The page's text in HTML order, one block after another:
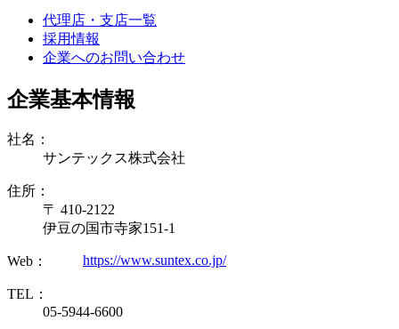
代理店・支店一覧
採用情報
企業へのお問い合わせ
企業基本情報
社名：
サンテックス株式会社
住所：
〒 410-2122
伊豆の国市寺家151-1
Web： https://www.suntex.co.jp/
TEL：
05-5944-6600